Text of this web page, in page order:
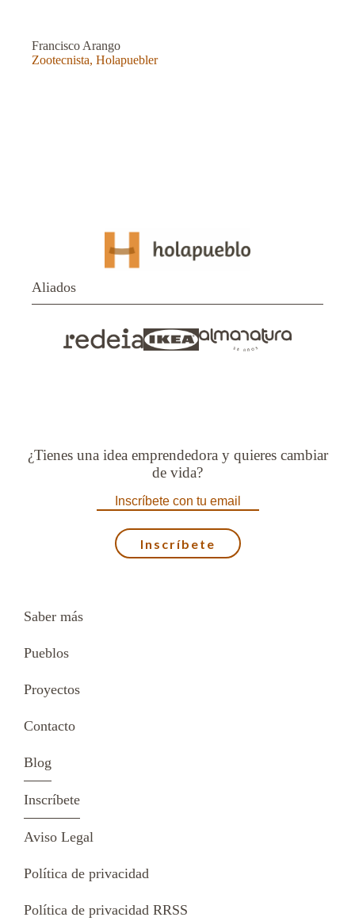
Francisco Arango
Zootecnista, Holapuebler
Aliados
Saber más
Pueblos
Proyectos
Contacto
Blog
Inscríbete
Aviso Legal
Política de privacidad
Política de privacidad RRSS
¿Tienes una idea emprendedora y quieres cambiar
de vida?